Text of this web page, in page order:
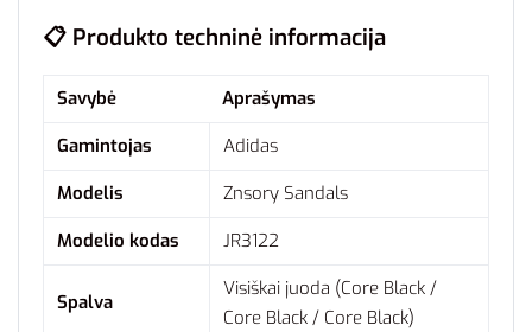
📋 Produkto techninė informacija
Savybė
Aprašymas
Gamintojas
Adidas
Modelis
Znsory Sandals
Modelio kodas
JR3122
Spalva
Visiškai juoda (Core Black /
Core Black / Core Black)